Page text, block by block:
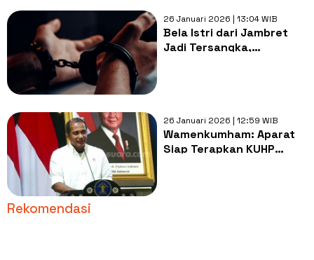
26 Januari 2026 | 13:04 WIB
Bela Istri dari Jambret
Jadi Tersangka,
26 Januari 2026 | 12:59 WIB
Wamenkumham: Aparat
Siap Terapkan KUHP
Rekomendasi